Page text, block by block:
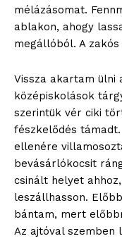
mélázásomat.
ablakon, ahogy
megállóból. A
Vissza akartam ülni
középiskolások
szerintük vér ciki
fészkelődés
ellenére
bevásárlókocsit
csinált helyet
leszállhasson.
bántam, mert
Az ajtóval szemben